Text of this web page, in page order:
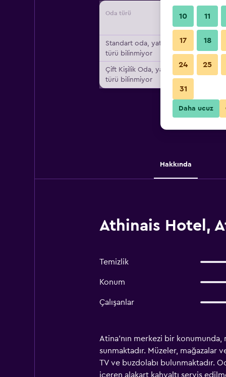
Oda türü Tedarikçi
Standart oda, yatak
türü bilinmiyor
Çift ​Kişilik Oda, yatak
türü bilinmiyor
Hakkında
Athinais Hotel,
Temizlik
Konum
Çalışanlar
Atina'nın merkezi bir konumunda,
sunmaktadır. Müzeler, mağazalar
TV ve buzdolabı bulunmaktadır.
içeren alakart kahvaltı servis
10 11
17 18
24 25
31
Daha ucuz